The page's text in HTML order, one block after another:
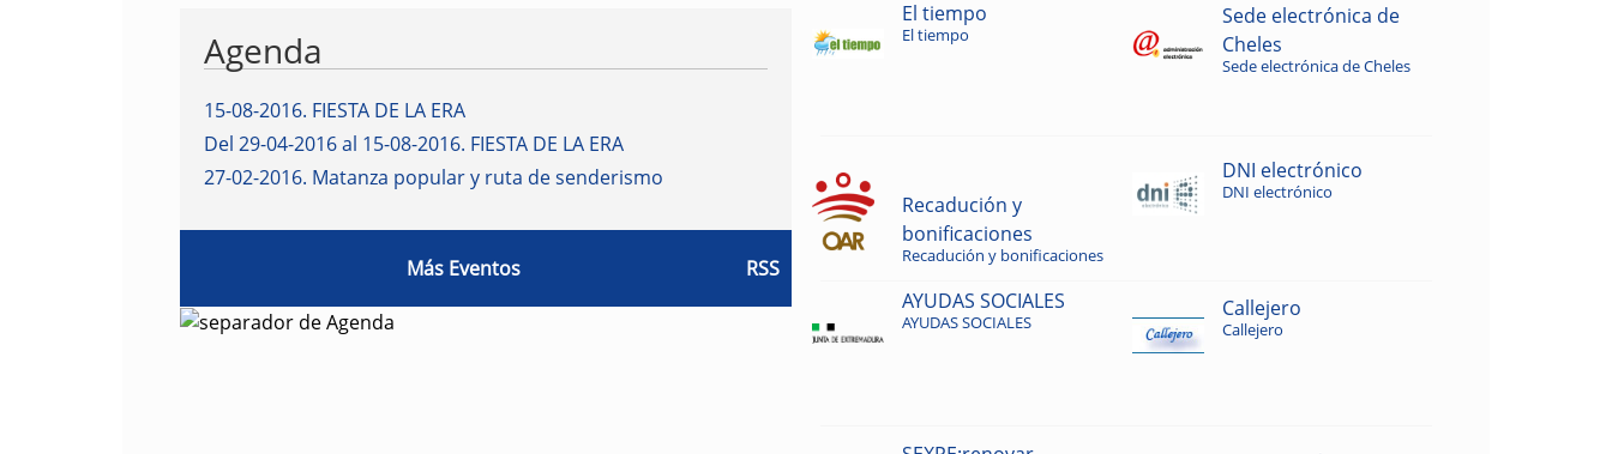
Agenda
15-08-2016. FIESTA DE LA ERA
Del 29-04-2016 al 15-08-2016. FIESTA DE LA ERA
27-02-2016. Matanza popular y ruta de senderismo
Más Eventos RSS
El tiempo
El tiempo
Sede electrónica de
Cheles
Sede electrónica de Cheles
Recadución y
bonificaciones
Recadución y bonificaciones
DNI electrónico
DNI electrónico
AYUDAS SOCIALES
AYUDAS SOCIALES
Callejero
Callejero